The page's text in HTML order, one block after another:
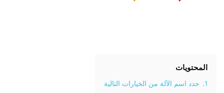
المحتويات
1.
حدد اسم الآلة من الخيارات التالية